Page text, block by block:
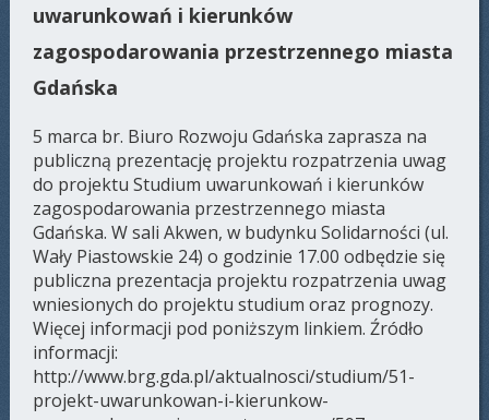
uwarunkowań i kierunków
zagospodarowania przestrzennego miasta
Gdańska
5 marca br. Biuro Rozwoju Gdańska zaprasza na
publiczną prezentację projektu rozpatrzenia uwag
do projektu Studium uwarunkowań i kierunków
zagospodarowania przestrzennego miasta
Gdańska. W sali Akwen, w budynku Solidarności (ul.
Wały Piastowskie 24) o godzinie 17.00 odbędzie się
publiczna prezentacja projektu rozpatrzenia uwag
wniesionych do projektu studium oraz prognozy.
Więcej informacji pod poniższym linkiem. Źródło
informacji:
http://www.brg.gda.pl/aktualnosci/studium/51-
projekt-uwarunkowan-i-kierunkow-